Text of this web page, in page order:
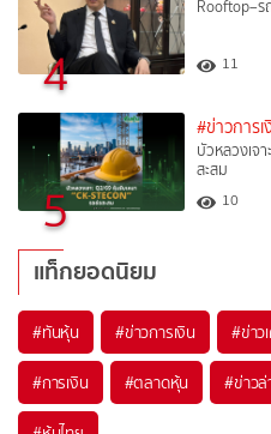
4
Rooftop–ร
11
5
#ข่าวการ
บัวหลวงเจ
สะสม
10
แท็กยอดนิยม
#ทันหุ้น #ข่าวการเงิน #ข่าว
#การเงิน #ตลาดหุ้น #ข่าว